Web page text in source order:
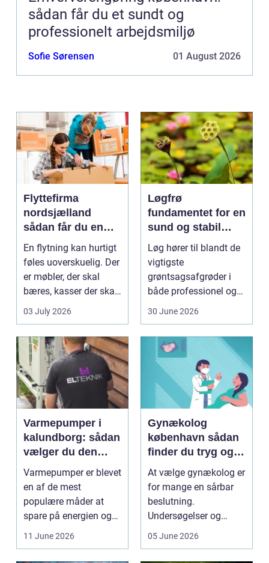
sådan får du et sundt og
professionelt arbejdsmiljø
Sofie Sørensen 01 August 2026
Flyttefirma
nordsjælland
sådan får du en
tryg og effektiv
flytning
En flytning kan hurtigt
føles uoverskuelig. Der
er møbler, der skal
bæres, kasser der skal
pakkes, o...
03 July 2026
Løgfrø
fundamentet for en
sund og stabil
løgavl
Løg hører til blandt de
vigtigste
grøntsagsafgrøder i
både professionel og
hobbybaseret
30 June 2026
Varmepumper i
kalundborg: sådan
vælger du den
rigtige løsning
Varmepumper er blevet
en af de mest
populære måder at
spare på energien og
få et bedre indeklima
11 June 2026
Gynækolog
københavn sådan
finder du tryg og
professionel hjælp
At vælge gynækolog er
for mange en sårbar
beslutning.
Undersøgelser og
behandlinger foregår i
05 June 2026